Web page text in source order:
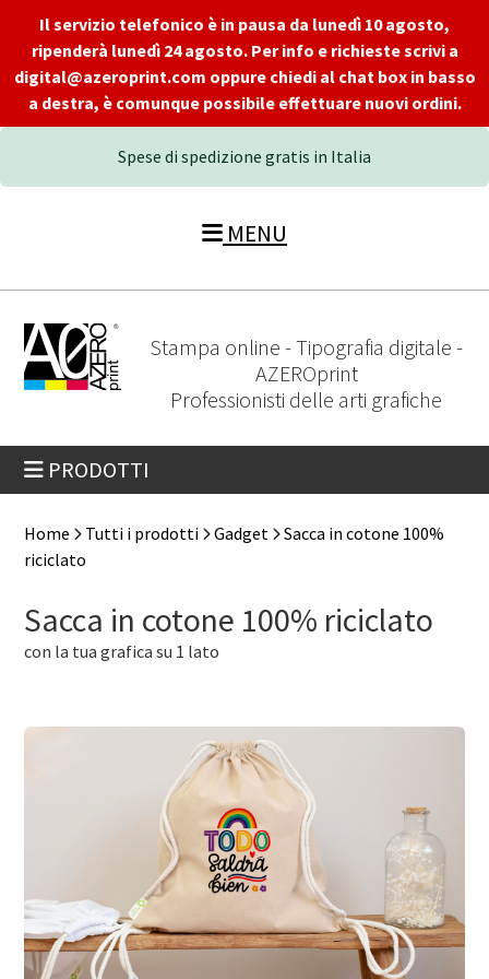
Il servizio telefonico è in pausa da lunedì 10 agosto,
ripenderà lunedì 24 agosto. Per info e richieste scrivi a
digital@azeroprint.com oppure chiedi al chat box in basso
a destra, è comunque possibile effettuare nuovi ordini.
Spese di spedizione gratis in Italia
MENU
Stampa online - Tipografia digitale -
AZEROprint
Professionisti delle arti grafiche
PRODOTTI
Home Tutti i prodotti Gadget
Sacca in cotone 100%
riciclato
Sacca in cotone 100% riciclato
con la tua grafica su 1 lato